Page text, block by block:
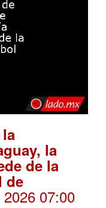
la
de la
de
07:00